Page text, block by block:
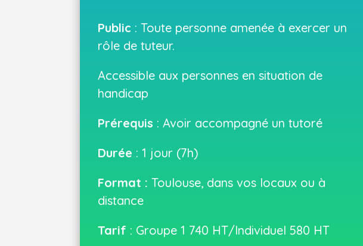
Public : Toute personne amenée à exercer un
rôle de tuteur.
Accessible aux personnes en situation de
handicap
Prérequis : Avoir accompagné un tutoré
Durée : 1 jour (7h)
Format : Toulouse, dans vos locaux ou à
distance
Tarif : Groupe 1 740 HT/Individuel 580 HT